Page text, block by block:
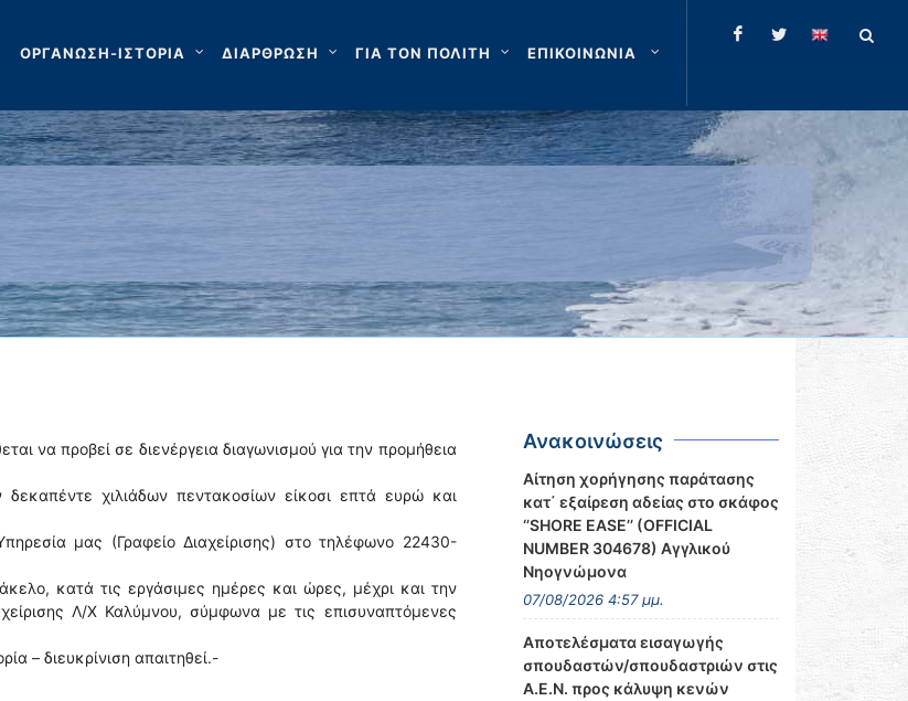
ΟΡΓΑΝΩΣΗ-ΙΣΤΟΡΙΑ ΔΙΑΡΘΡΩΣΗ ΓΙΑ ΤΟΝ ΠΟΛΙΤΗ ΕΠΙΚΟΙΝΩΝΙΑ
να προβεί σε διενέργεια διαγωνισμού για την προμήθεια
χιλιάδων πεντακοσίων είκοσι επτά ευρώ και
μας (Γραφείο Διαχείρισης) στο τηλέφωνο 22430-
κατά τις εργάσιμες ημέρες και ώρες, μέχρι και την
Λ/Χ Καλύμνου, σύμφωνα με τις επισυναπτόμενες
– διευκρίνιση απαιτηθεί.-
Ανακοινώσεις
Αίτηση χορήγησης παράτασης
κατ΄ εξαίρεση αδείας στο σκάφος
‘’SHORE EASE’’ (OFFICIAL
NUMBER 304678) Αγγλικού
Νηογνώμονα
07/08/2026 4:57 μμ.
Αποτελέσματα εισαγωγής
σπουδαστών/σπουδαστριών στις
Α.Ε.Ν. προς κάλυψη κενών